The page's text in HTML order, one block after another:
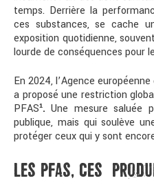
temps. Derrière la
ces substances, se cache
exposition quotidienne,
lourde de conséquences pour
En 2024, l’Agence
a proposé une restriction
PFAS¹.Une mesure saluée
publique, mais qui soulève
protéger ceux qui y sont
LES PFAS, CES «